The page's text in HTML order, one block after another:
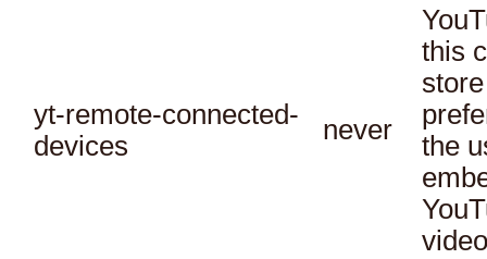
yt-remote-connected-
devices
never
this
the